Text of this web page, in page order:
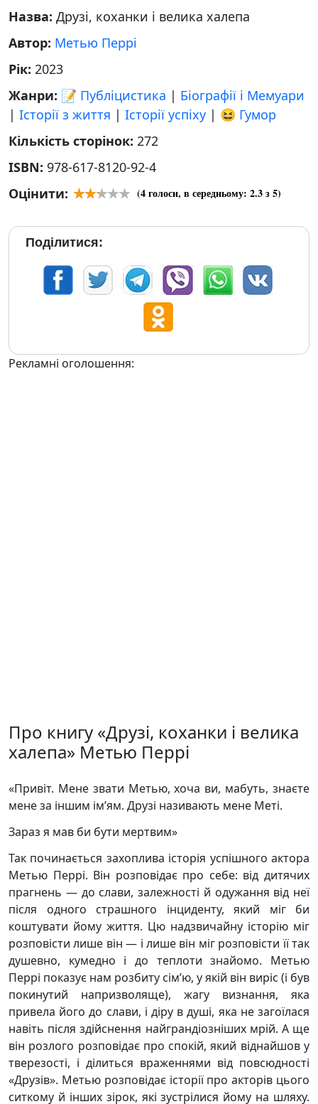
Назва: Друзі, коханки і велика халепа
Автор: Метью Перрі
Рік: 2023
Жанри: 📝 Публіцистика | Біографії і Мемуари
| Історії з життя | Історії успіху | 😆 Гумор
Кількість сторінок: 272
ISBN: 978-617-8120-92-4
Оцінити:
(4голоси, в середньому: 2.3з 5)
Поділитися:
Рекламні оголошення:
Про книгу «Друзі, коханки і велика
халепа» Метью Перрі
«Привіт. Мене звати Метью, хоча ви, мабуть, знаєте
мене за іншим ім’ям. Друзі називають мене Меті.
Зараз я мав би бути мертвим»
Так починається захоплива історія успішного актора
Метью Перрі. Він розповідає про себе: від дитячих
прагнень — до слави, залежності й одужання від неї
після одного страшного інциденту, який міг би
коштувати йому життя. Цю надзвичайну історію міг
розповісти лише він — і лише він міг розповісти її так
душевно, кумедно і до теплоти знайомо. Метью
Перрі показує нам розбиту сім’ю, у якій він виріс (і був
покинутий напризволяще), жагу визнання, яка
привела його до слави, і діру в душі, яка не загоїлася
навіть після здійснення найграндіозніших мрій. А ще
він розлого розповідає про спокій, який віднайшов у
тверезості, і ділиться враженнями від повсюдності
«Друзів». Метью розповідає історії про акторів цього
ситкому й інших зірок, які зустрілися йому на шляху.